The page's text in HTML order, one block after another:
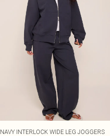
NAVY INTERLOCK WIDE LEG JOGGERS